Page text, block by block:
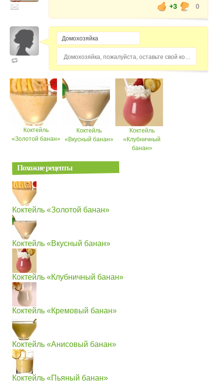
+3
0
Домохозяйка, пожалуйста, оставьте свой комментарий...
Коктейль
«Золотой банан»
Коктейль
«Вкусный банан»
Коктейль
«Клубничный
банан»
Похожие рецепты
Коктейль «Золотой банан»
Коктейль «Вкусный банан»
Коктейль «Клубничный банан»
Коктейль «Кремовый банан»
Коктейль «Анисовый банан»
Коктейль «Пьяный банан»